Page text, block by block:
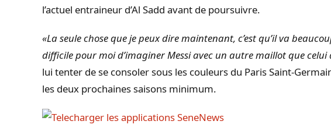
l’actuel entraineur d’Al Sadd avant de poursuivre.
«La seule chose que je peux dire maintenant, c’est qu’il va
difficile pour moi d’imaginer Messi avec un autre maillot que celui
lui tenter de se consoler sous les couleurs du Paris Saint-
les deux prochaines saisons minimum.